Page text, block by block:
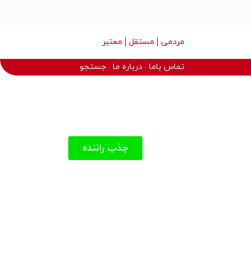
مردمی مستقل معتبر
تماس باما درباره ما جستجو
جذب راننده